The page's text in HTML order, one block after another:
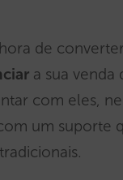
de
a sua
com eles,
um suporte